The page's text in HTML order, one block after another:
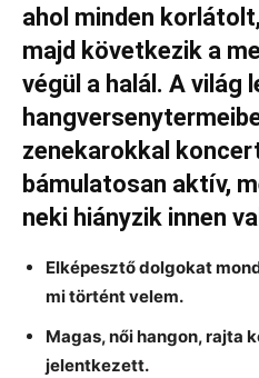
ahol minden
majd következik a
végül a halál. A világ
zenekarokkal
bámulatosan aktív,
neki hiányzik innen
Elképesztő dolgokat
mi történt velem.
Magas, női hangon, rajta
jelentkezett.